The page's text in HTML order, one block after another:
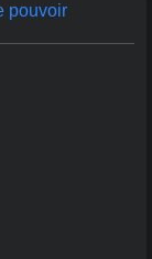
pouvoir